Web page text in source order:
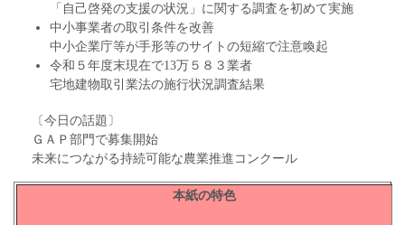
「自己啓発の支援の状況」に関する調査を初めて実施
中小事業者の取引条件を改善
中小企業庁等が手形等のサイトの短縮で注意喚起
令和５年度末現在で13万５８３業者
宅地建物取引業法の施行状況調査結果
〔今日の話題〕
ＧＡＰ部門で募集開始
未来につながる持続可能な農業推進コンクール
本紙の特色